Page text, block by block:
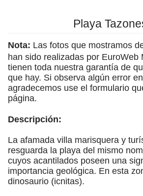
Playa
Nota: Las fotos que mostramos
han sido realizadas por EuroWeb
tienen toda nuestra garantía de
que hay. Si observa algún error
agradecemos use el formulario
página.
Descripción:
La afamada villa marisquera y
resguarda la playa del mismo
cuyos acantilados poseen una
importancia geológica. En esta
dinosaurio (icnitas).